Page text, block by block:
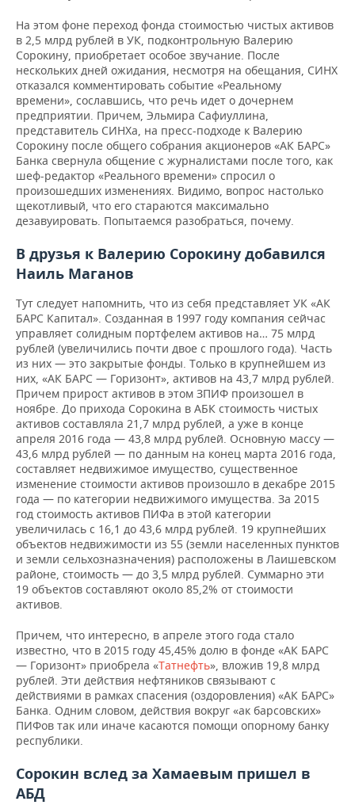
На этом фоне переход фонда стоимостью чистых активов
в 2,5 млрд рублей в УК, подконтрольную Валерию
Сорокину, приобретает особое звучание. После
нескольких дней ожидания, несмотря на обещания, СИНХ
отказался комментировать событие «Реальному
времени», сославшись, что речь идет о дочернем
предприятии. Причем, Эльмира Сафиуллина,
представитель СИНХа, на пресс-подходе к Валерию
Сорокину после общего собрания акционеров «АК БАРС»
Банка свернула общение с журналистами после того, как
шеф-редактор «Реального времени» спросил о
произошедших изменениях. Видимо, вопрос настолько
щекотливый, что его стараются максимально
дезавуировать. Попытаемся разобраться, почему.
В друзья к Валерию Сорокину добавился
Наиль Маганов
Тут следует напомнить, что из себя представляет УК «АК
БАРС Капитал». Созданная в 1997 году компания сейчас
управляет солидным портфелем активов на… 75 млрд
рублей (увеличились почти двое с прошлого года). Часть
из них — это закрытые фонды. Только в крупнейшем из
них, «АК БАРС — Горизонт», активов на 43,7 млрд рублей.
Причем прирост активов в этом ЗПИФ произошел в
ноябре. До прихода Сорокина в АБК стоимость чистых
активов составляла 21,7 млрд рублей, а уже в конце
апреля 2016 года — 43,8 млрд рублей. Основную массу —
43,6 млрд рублей — по данным на конец марта 2016 года,
составляет недвижимое имущество, существенное
изменение стоимости активов произошло в декабре 2015
года — по категории недвижимого имущества. За 2015
год стоимость активов ПИФа в этой категории
увеличилась с 16,1 до 43,6 млрд рублей. 19 крупнейших
объектов недвижимости из 55 (земли населенных пунктов
и земли сельхозназначения) расположены в Лаишевском
районе, стоимость — до 3,5 млрд рублей. Суммарно эти
19 объектов составляют около 85,2% от стоимости
активов.
Причем, что интересно, в апреле этого года стало
известно, что в 2015 году 45,45% долю в фонде «АК БАРС
— Горизонт» приобрела «Татнефть», вложив 19,8 млрд
рублей. Эти действия нефтяников связывают с
действиями в рамках спасения (оздоровления) «АК БАРС»
Банка. Одним словом, действия вокруг «ак барсовских»
ПИФов так или иначе касаются помощи опорному банку
республики.
Сорокин вслед за Хамаевым пришел в
АБД